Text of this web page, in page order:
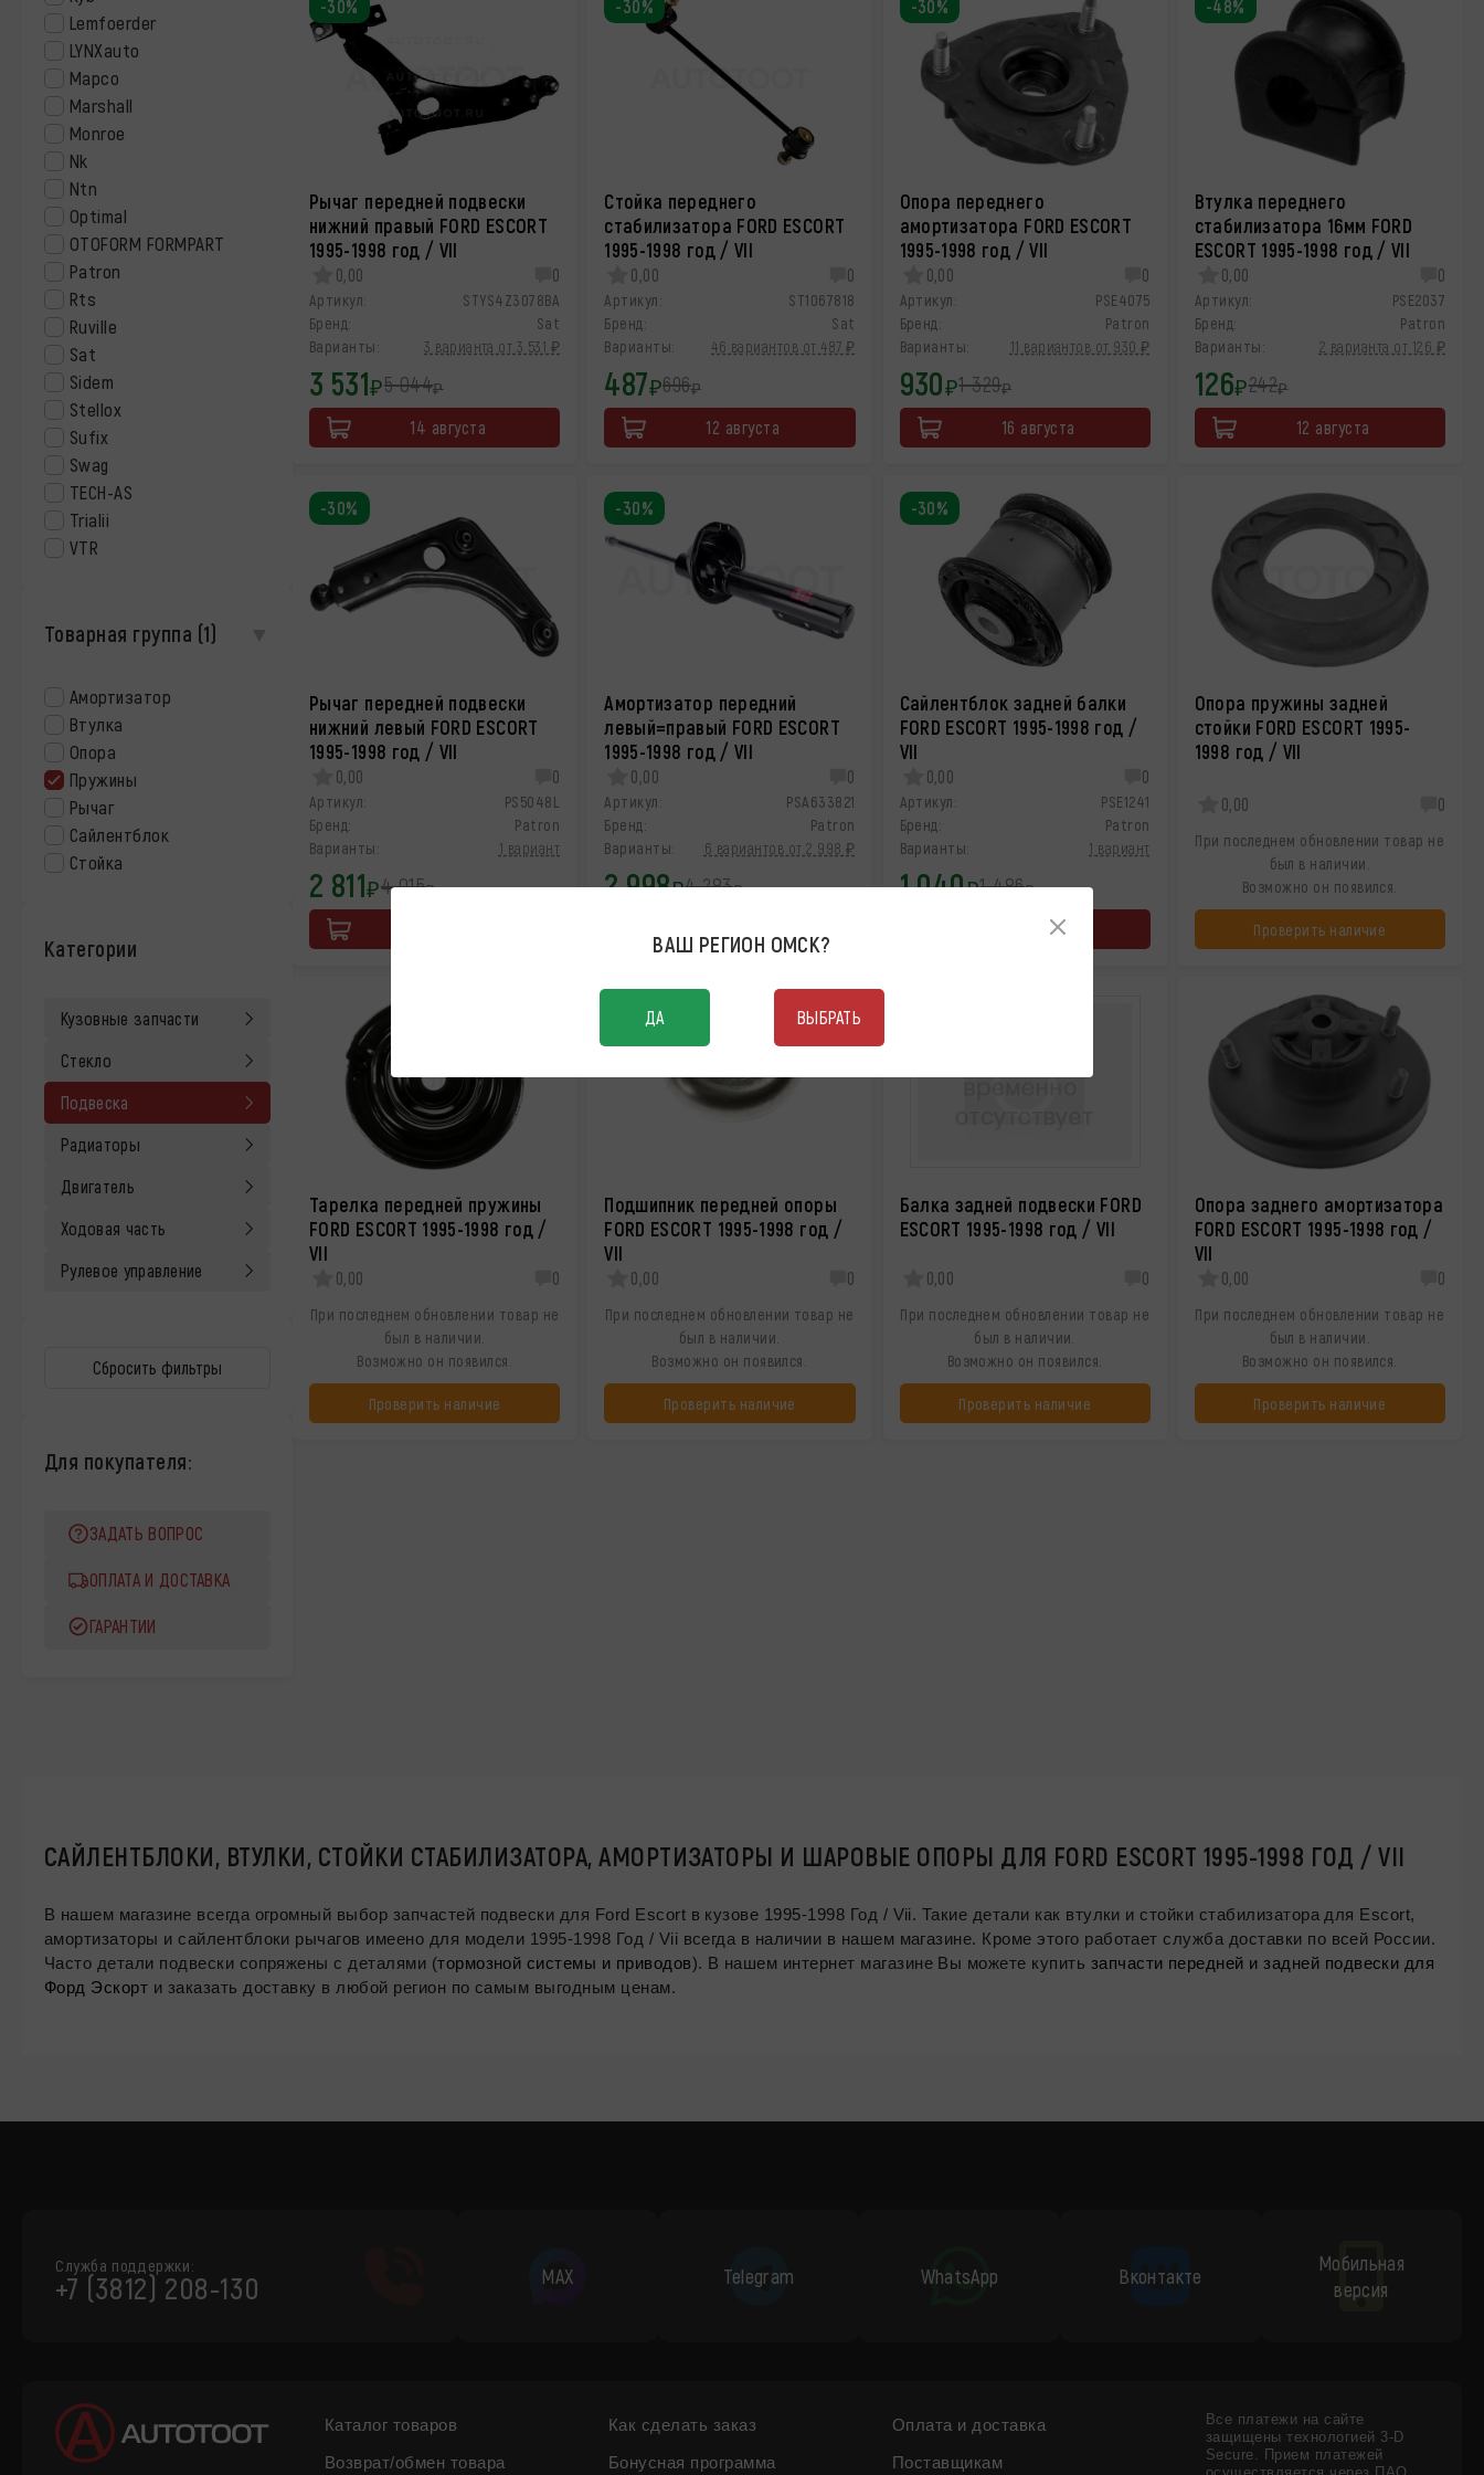
Lemfoerder
LYNXauto
Mapco
Marshall
Monroe
Nk
Ntn
Optimal
OTOFORM FORMPART
Patron
Rts
Ruville
Sat
Sidem
Stellox
Sufix
Swag
TECH-AS
Trialii
VTR
Товарная группа (1)
Амортизатор
Втулка
Опора
Пружины
Рычаг
Сайлентблок
Стойка
Категории
Кузовные запчасти
Стекло
Подвеска
Радиаторы
Двигатель
Ходовая часть
Рулевое управление
Сбросить фильтры
Для покупателя:
ЗАДАТЬ ВОПРОС
ОПЛАТА И ДОСТАВКА
ГАРАНТИИ
Рычаг передней подвески
нижний правый FORD ESCORT
1995-1998 год / VII
0,00 0
Артикул:
STYS4Z3078BA
Бренд:
Sat
Варианты:
3 варианта от 3 531 ₽
3 531₽5 044₽
14 августа
-30%
Стойка переднего
стабилизатора FORD ESCORT
1995-1998 год / VII
0,00 0
Артикул:
ST1067818
Бренд:
Sat
Варианты:
46 вариантов от 487 ₽
487₽696₽
12 августа
-30%
Опора переднего
амортизатора FORD ESCORT
1995-1998 год / VII
0,00 0
Артикул:
PSE4075
Бренд:
Patron
Варианты:
11 вариантов от 930 ₽
930₽1 329₽
16 августа
-30%
Втулка переднего
стабилизатора 16мм FORD
ESCORT 1995-1998 год / VII
0,00 0
Артикул:
PSE2037
Бренд:
Patron
Варианты:
2 варианта от 126 ₽
126₽242₽
12 августа
-48%
Рычаг передней подвески
нижний левый FORD ESCORT
1995-1998 год / VII
0,00 0
Артикул:
PS5048L
Бренд:
Patron
Варианты:
1 вариант
2 811₽4 015₽
-30%
Амортизатор передний
левый=правый FORD ESCORT
1995-1998 год / VII
0,00 0
Артикул:
PSA633821
Бренд:
Patron
Варианты:
6 вариантов от 2 998 ₽
2 998₽4 283₽
-30%
Сайлентблок задней балки
FORD ESCORT 1995-1998 год /
VII
0,00 0
Артикул:
PSE1241
Бренд:
Patron
Варианты:
1 вариант
1 040₽1 486₽
16 августа
-30%
Опора пружины задней
стойки FORD ESCORT 1995-
1998 год / VII
0,00 0
При последнем обновлении товар не
был в наличии.
Возможно он появился.
Проверить наличие
Тарелка передней пружины
FORD ESCORT 1995-1998 год /
VII
0,00 0
При последнем обновлении товар не
был в наличии.
Возможно он появился.
Проверить наличие
Подшипник передней опоры
FORD ESCORT 1995-1998 год /
VII
0,00 0
При последнем обновлении товар не
был в наличии.
Возможно он появился.
Проверить наличие
Балка задней подвески FORD
ESCORT 1995-1998 год / VII
0,00 0
При последнем обновлении товар не
был в наличии.
Возможно он появился.
Проверить наличие
Опора заднего амортизатора
FORD ESCORT 1995-1998 год /
VII
0,00 0
При последнем обновлении товар не
был в наличии.
Возможно он появился.
Проверить наличие
САЙЛЕНТБЛОКИ, ВТУЛКИ, СТОЙКИ СТАБИЛИЗАТОРА, АМОРТИЗАТОРЫ И ШАРОВЫЕ ОПОРЫ ДЛЯ FORD ESCORT 1995-1998 ГОД / VII
В нашем магазине всегда огромный выбор запчастей подвески для Ford Escort в кузове 1995-1998 Год / Vii. Такие детали как втулки и стойки стабилизатора для Escort,
амортизаторы и сайлентблоки рычагов имеено для модели 1995-1998 Год / Vii всегда в наличии в нашем магазине. Кроме этого работает служба доставки по всей России.
Часто детали подвески сопряжены с деталями (тормозной системы и приводов). В нашем интернет магазине Вы можете купить запчасти передней и задней подвески для
Форд Эскорт и заказать доставку в любой регион по самым выгодным ценам.
Служба поддержки:
+7 (3812) 208-130 MAX Telegram WhatsApp Вконтакте
Мобильная
версия
Каталог товаров Как сделать заказ
Оплата и доставка
Возврат/обмен товара
Бонусная программа Поставщикам
Все платежи на сайте
защищены технологией 3-D
Secure. Прием платежей
ВАШ РЕГИОН ОМСК?
ДА ВЫБРАТЬ